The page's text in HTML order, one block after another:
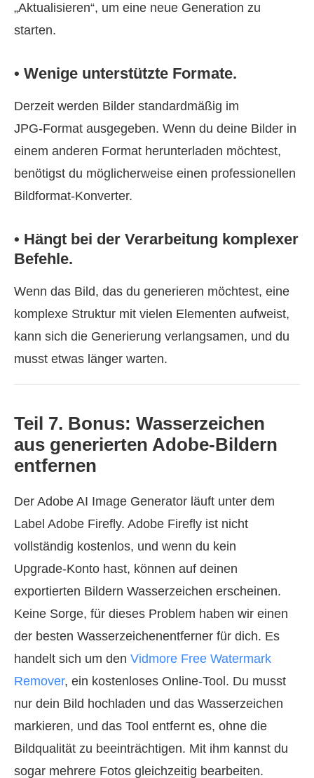
„Aktualisieren“, um eine neue Generation zu
starten.
• Wenige unterstützte Formate.
Derzeit werden Bilder standardmäßig im
JPG‑Format ausgegeben. Wenn du deine Bilder in
einem anderen Format herunterladen möchtest,
benötigst du möglicherweise einen professionellen
Bildformat‑Konverter.
• Hängt bei der Verarbeitung komplexer
Befehle.
Wenn das Bild, das du generieren möchtest, eine
komplexe Struktur mit vielen Elementen aufweist,
kann sich die Generierung verlangsamen, und du
musst etwas länger warten.
Teil 7. Bonus: Wasserzeichen
aus generierten Adobe‑Bildern
entfernen
Der Adobe AI Image Generator läuft unter dem
Label Adobe Firefly. Adobe Firefly ist nicht
vollständig kostenlos, und wenn du kein
Upgrade‑Konto hast, können auf deinen
exportierten Bildern Wasserzeichen erscheinen.
Keine Sorge, für dieses Problem haben wir einen
der besten Wasserzeichenentferner für dich. Es
handelt sich um den Vidmore Free Watermark
Remover, ein kostenloses Online‑Tool. Du musst
nur dein Bild hochladen und das Wasserzeichen
markieren, und das Tool entfernt es, ohne die
Bildqualität zu beeinträchtigen. Mit ihm kannst du
sogar mehrere Fotos gleichzeitig bearbeiten.